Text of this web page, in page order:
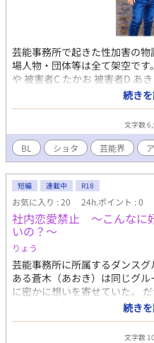
芸能事務所で起きた性加害の
場人物・団体等は全て架空です
や 被害者C たかお 被害者D あ
加害者A ポニーみなみ（元社
新社長 ポニーひがし （現社
週新聞 小川 AAA（公共放
山本 会見場 司会 佐藤
続き
文字数
BL ショタ 芸能界
短編 連載中 R18
お気に入り : 20 24h.ポイント : 0
社内恋愛禁止 〜こんなに
いの？〜
りょう
芸能事務所に所属するダンス
ある蒼木（あおき）は同じグル
に密かに想いを寄せていた。
を知られたら彼に嫌われてし
の合う仲間として過ごす毎日
の傍にいたいと願う蒼木の気
続き
文字数